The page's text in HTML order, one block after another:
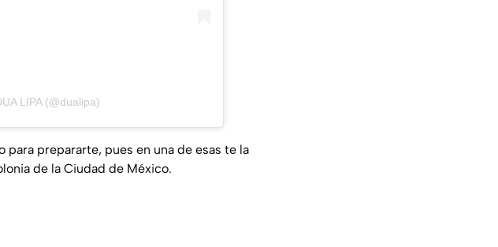
LIPA (@dualipa)
para prepararte, pues en una de esas te la
de la Ciudad de México.